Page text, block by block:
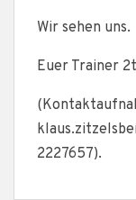
Wir sehen uns.
Euer Trainer
2227657).